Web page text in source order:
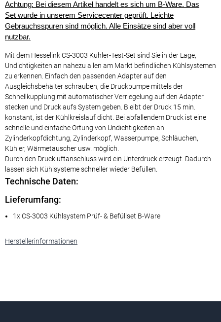
Achtung: Bei diesem Artikel handelt es sich um B-Ware. Das
Set wurde in unserem Servicecenter geprüft. Leichte
Gebrauchsspuren sind möglich. Alle Einsätze sind aber voll
nutzbar.
Mit dem Hesselink CS-3003 Kühler-Test-Set sind Sie in der Lage,
Undichtigkeiten an nahezu allen am Markt befindlichen Kühlsystemen
zu erkennen. Einfach den passenden Adapter auf den
Ausgleichsbehälter schrauben, die Druckpumpe mittels der
Schnellkupplung mit automatischer Verriegelung auf den Adapter
stecken und Druck aufs System geben. Bleibt der Druck 15 min.
konstant, ist der Kühlkreislauf dicht. Bei abfallendem Druck ist eine
schnelle und einfache Ortung von Undichtigkeiten an
Zylinderkopfdichtung, Zylinderkopf, Wasserpumpe, Schläuchen,
Kühler, Wärmetauscher usw. möglich.
Durch den Druckluftanschluss wird ein Unterdruck erzeugt. Dadurch
lassen sich Kühlsysteme schneller wieder Befüllen.
Technische Daten:
Lieferumfang:
1x CS-3003 Kühlsystem Prüf- & Befüllset B-Ware
Herstellerinformationen